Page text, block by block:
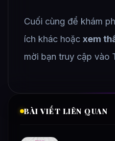
Cuối cùng để khám
ích khác hoặc xem
mời bạn truy cập vào
BÀI VIẾT LIÊN QUAN